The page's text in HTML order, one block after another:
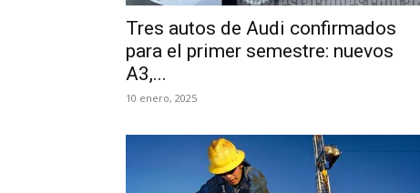
Tres autos de Audi confirmados
para el primer semestre: nuevos
A3,...
10 enero, 2025